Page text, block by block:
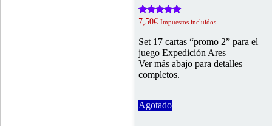
Valorado
5.00
de 5
7,50€ Impuestos incluidos
Set 17 cartas “promo 2” para el
juego Expedición Ares
Ver más abajo para detalles
completos.
Agotado